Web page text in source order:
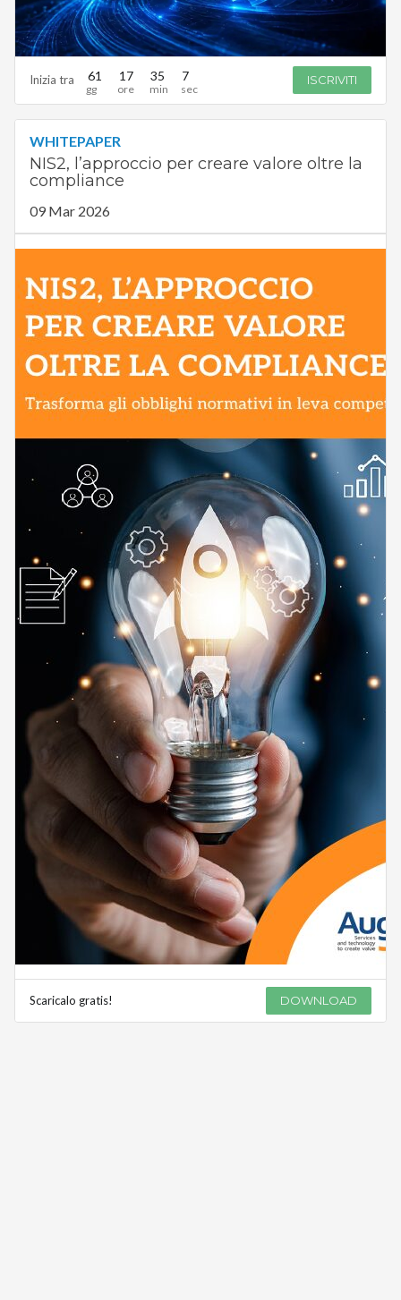
Inizia tra 61 17 35 6 ISCRIVITI
WHITEPAPER
NIS2, l’approccio per creare valore oltre la
compliance
09 Mar 2026
Scaricalo gratis! DOWNLOAD